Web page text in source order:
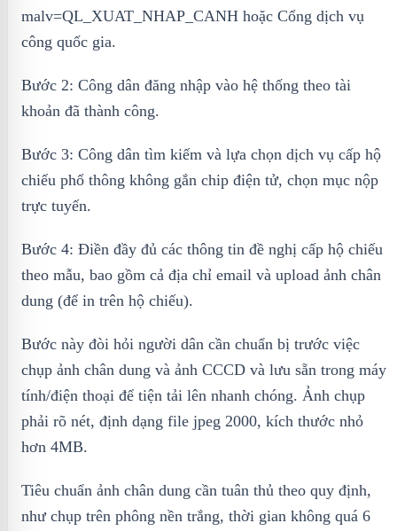
malv=QL_XUAT_NHAP_CANH hoặc Cổng dịch vụ
công quốc gia.
Bước 2: Công dân đăng nhập vào hệ thống theo tài
khoản đã thành công.
Bước 3: Công dân tìm kiếm và lựa chọn dịch vụ cấp hộ
chiếu phổ thông không gắn chip điện tử, chọn mục nộp
trực tuyến.
Bước 4: Điền đầy đủ các thông tin đề nghị cấp hộ chiếu
theo mẫu, bao gồm cả địa chỉ email và upload ảnh chân
dung (để in trên hộ chiếu).
Bước này đòi hỏi người dân cần chuẩn bị trước việc
chụp ảnh chân dung và ảnh CCCD và lưu sẵn trong máy
tính/điện thoại để tiện tải lên nhanh chóng. Ảnh chụp
phải rõ nét, định dạng file jpeg 2000, kích thước nhỏ
hơn 4MB.
Tiêu chuẩn ảnh chân dung cần tuân thủ theo quy định,
như chụp trên phông nền trắng, thời gian không quá 6